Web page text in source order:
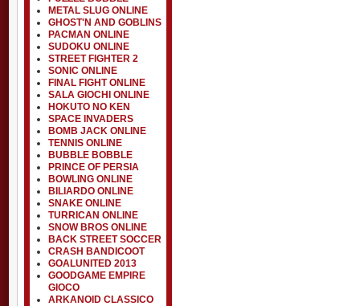
METAL SLUG ONLINE
GHOST'N AND GOBLINS
PACMAN ONLINE
SUDOKU ONLINE
STREET FIGHTER 2
SONIC ONLINE
FINAL FIGHT ONLINE
SALA GIOCHI ONLINE
HOKUTO NO KEN
SPACE INVADERS
BOMB JACK ONLINE
TENNIS ONLINE
BUBBLE BOBBLE
PRINCE OF PERSIA
BOWLING ONLINE
BILIARDO ONLINE
SNAKE ONLINE
TURRICAN ONLINE
SNOW BROS ONLINE
BACK STREET SOCCER
CRASH BANDICOOT
GOALUNITED 2013
GOODGAME EMPIRE
GIOCO
ARKANOID CLASSICO